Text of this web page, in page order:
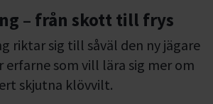
– från skott till frys
riktar sig till såväl den ny jägare
erfarne som vill lära sig mer om
skjutna klövvilt.